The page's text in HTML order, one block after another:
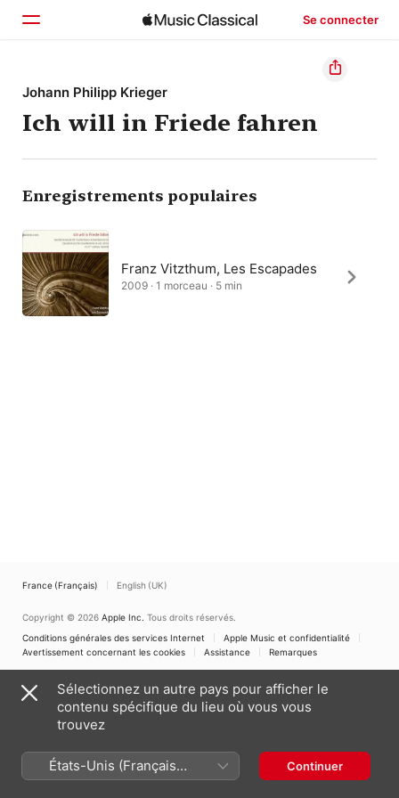
Se connecter
Accueil
Parcourir
Rechercher
Johann Philipp Krieger
Ich will in Friede fahren
Enregistrements populaires
Franz Vitzthum, Les Escapades
2009 · 1 morceau · 5 min
France (Français) English (UK)
Copyright © 2026 Apple Inc. Tous droits réservés.
Conditions générales des services Internet
Apple Music et confidentialité
Avertissement concernant les cookies
Assistance Remarques
Sélectionnez un autre pays pour afficher le
contenu spécifique du lieu où vous vous
trouvez
États-Unis (Français
France)
Continuer